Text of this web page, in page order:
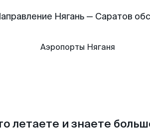
Нягань — Саратов
Аэропорты Няганя
летаете и знаете